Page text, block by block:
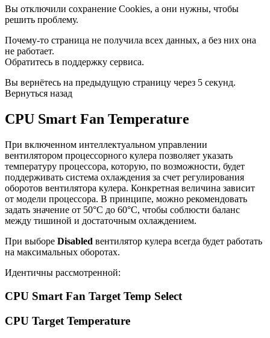
Вы отключили сохранение Cookies, а они нужны, чтобы
решить проблему.
Почему-то страница не получила всех данных, а без них она
не работает.
Обратитесь в поддержку сервиса.
Вы вернётесь на предыдущую страницу через 5 секунд.
Вернуться назад
CPU Smart Fan Temperature
При включенном интеллектуальном управлении
вентилятором процессорного кулера позволяет указать
температуру процессора, которую, по возможности, будет
поддерживать система охлаждения за счет регулирования
оборотов вентилятора кулера. Конкретная величина зависит
от модели процессора. В принципе, можно рекомендовать
задать значение от 50°C до 60°C, чтобы соблюсти баланс
между тишиной и достаточным охлаждением.
При выборе Disabled вентилятор кулера всегда будет работать
на максимальных оборотах.
Идентичны рассмотренной:
CPU Smart Fan Target Temp Select
CPU Target Temperature